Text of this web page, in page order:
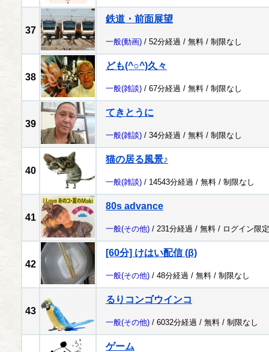
37
鉄道・前面展望
一般(動画) / 52分経過 / 無料 / 制限なし
38
ども(^○^)久々
一般(雑談) / 67分経過 / 無料 / 制限なし
39
てきとうに
一般(雑談) / 34分経過 / 無料 / 制限なし
40
猫の居る風景♪
一般(雑談) / 14543分経過 / 無料 / 制限なし
41
80s advance
一般(その他) / 231分経過 / 無料 / ログイン限定
42
[60分] けはい配信 (β)
一般(その他) / 48分経過 / 無料 / 制限なし
43
るりコンゴウインコ
一般(その他) / 6032分経過 / 無料 / 制限なし
ゲーム